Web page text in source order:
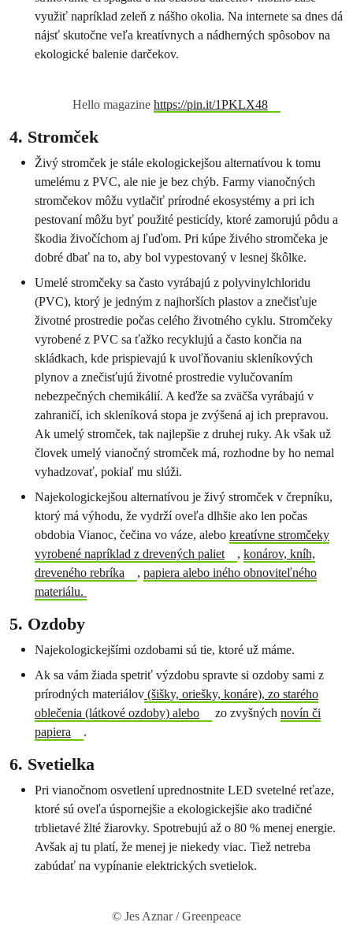
využiť napríklad zeleň z nášho okolia. Na internete sa dnes dá
nájsť skutočne veľa kreatívnych a nádherných spôsobov na
ekologické balenie darčekov.
Hello magazinehttps://pin.it/1PKLX48
4. Stromček
Živý stromček je stále ekologickejšou alternatívou k tomu
umelému z PVC, ale nie je bez chýb. Farmy vianočných
stromčekov môžu vytlačiť prírodné ekosystémy a pri ich
pestovaní môžu byť použité pesticídy, ktoré zamorujú pôdu a
škodia živočíchom aj ľuďom. Pri kúpe živého stromčeka je
dobré dbať na to, aby bol vypestovaný v lesnej škôlke.
Umelé stromčeky sa často vyrábajú z polyvinylchloridu
(PVC), ktorý je jedným z najhorších plastov a znečisťuje
životné prostredie počas celého životného cyklu. Stromčeky
vyrobené z PVC sa ťažko recyklujú a často končia na
skládkach, kde prispievajú k uvoľňovaniu skleníkových
plynov a znečisťujú životné prostredie vylučovaním
nebezpečných chemikálií. A keďže sa zväčša vyrábajú v
zahraničí, ich skleníková stopa je zvýšená aj ich prepravou.
Ak umelý stromček, tak najlepšie z druhej ruky. Ak však už
človek umelý vianočný stromček má, rozhodne by ho nemal
vyhadzovať, pokiaľ mu slúži.
Najekologickejšou alternatívou je živý stromček v črepníku,
ktorý má výhodu, že vydrží oveľa dlhšie ako len počas
obdobia Vianoc, čečina vo váze, alebo kreatívne stromčeky
vyrobené napríklad z drevených paliet
, konárov, kníh,
dreveného rebríka
, papiera alebo iného obnoviteľného
materiálu.
5. Ozdoby
Najekologickejšími ozdobami sú tie, ktoré už máme.
Ak sa vám žiada spetriť výzdobu spravte si ozdoby sami z
prírodných materiálov (šišky, oriešky, konáre), zo starého
oblečenia (látkové ozdoby) alebo
zo zvyšných novín či
papiera
.
6. Svetielka
Pri vianočnom osvetlení uprednostnite LED svetelné reťaze,
ktoré sú oveľa úspornejšie a ekologickejšie ako tradičné
trblietavé žlté žiarovky. Spotrebujú až o 80 % menej energie.
Avšak aj tu platí, že menej je niekedy viac. Tiež netreba
zabúdať na vypínanie elektrických svetielok.
© Jes Aznar / Greenpeace